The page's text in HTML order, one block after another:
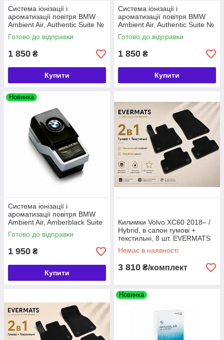
Система іонізації і
ароматизації повітря BMW
Ambient Air, Authentic Suite №
1 (64119382621)
Готово до відправки
1 850 ₴
Купити
Система іонізації і
ароматизації повітря BMW
Ambient Air, Authentic Suite №
2 (64119382627)
Готово до відправки
1 850 ₴
Купити
Новинка
Система іонізації і
ароматизації повітря BMW
Ambient Air, Amberblack Suite
№2 (64112464928)
Готово до відправки
1 950 ₴
Купити
Килимки Volvo XC60 2018– /
Hybrid, в салон гумові +
текстильні, 8 шт. EVERMATS
Чехія (PT221745)
Немає в наявності
3 810 ₴/комплект
Новинка